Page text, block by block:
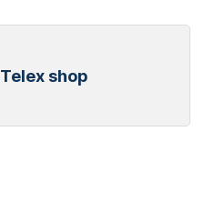
Telex shop